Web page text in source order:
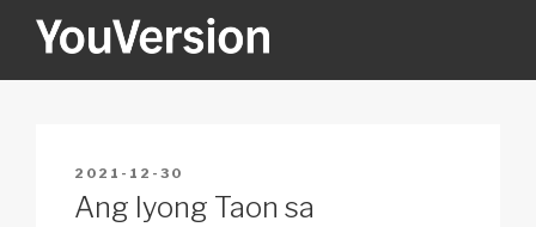
YOUVERSION
POSTED
ON
2021-12-30
Ang Iyong Taon sa